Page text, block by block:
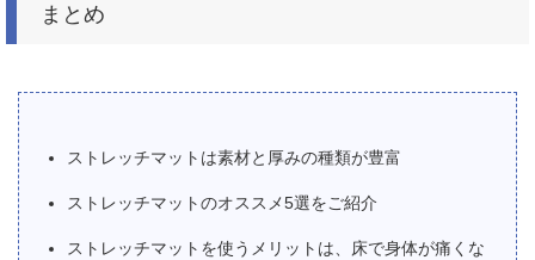
まとめ
ストレッチマットは素材と厚みの種類が豊富
ストレッチマットのオススメ5選をご紹介
ストレッチマットを使うメリットは、床で身体が痛くな